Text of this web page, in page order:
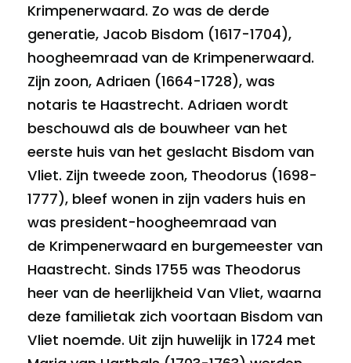
Krimpenerwaard. Zo was de derde
generatie, Jacob Bisdom (1617-1704),
hoogheemraad van de Krimpenerwaard.
Zijn zoon, Adriaen (1664-1728), was
notaris te Haastrecht. Adriaen wordt
beschouwd als de bouwheer van het
eerste huis van het geslacht Bisdom van
Vliet. Zijn tweede zoon, Theodorus (1698-
1777), bleef wonen in zijn vaders huis en
was president-hoogheemraad van
de Krimpenerwaard en burgemeester van
Haastrecht. Sinds 1755 was Theodorus
heer van de heerlijkheid Van Vliet, waarna
deze familietak zich voortaan Bisdom van
Vliet noemde. Uit zijn huwelijk in 1724 met